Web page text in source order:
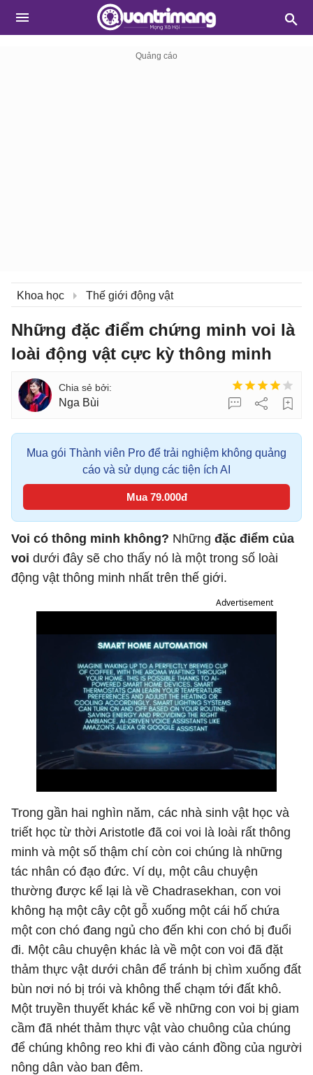
Khoa học Thế giới động vật
Những đặc điểm chứng minh voi là
loài động vật cực kỳ thông minh
Nga Bùi
Mua gói Thành viên Pro để trải nghiệm không quảng
cáo và sử dụng các tiện ích AI
Mua 79.000đ
Voi có thông minh không? Những đặc điểm của
voi dưới đây sẽ cho thấy nó là một trong số loài
động vật thông minh nhất trên thế giới.
Advertisement
Trong gần hai nghìn năm, các nhà sinh vật học và
triết học từ thời Aristotle đã coi voi là loài rất thông
minh và một số thậm chí còn coi chúng là những
tác nhân có đạo đức. Ví dụ, một câu chuyện
thường được kể lại là về Chadrasekhan, con voi
không hạ một cây cột gỗ xuống một cái hố chứa
một con chó đang ngủ cho đến khi con chó bị đuổi
đi. Một câu chuyện khác là về một con voi đã đặt
thảm thực vật dưới chân để tránh bị chìm xuống đất
bùn nơi nó bị trói và không thể chạm tới đất khô.
Một truyền thuyết khác kể về những con voi bị giam
cầm đã nhét thảm thực vật vào chuông của chúng
để chúng không reo khi đi vào cánh đồng của người
nông dân vào ban đêm.